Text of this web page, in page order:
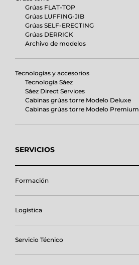
Grúas FLAT-TOP
Grúas LUFFING-JIB
Grúas SELF-ERECTING
Grúas DERRICK
Archivo de modelos
Tecnologías y accesorios
Tecnología Sáez
Sáez Direct Services
Cabinas grúas torre Modelo Deluxe
Cabinas grúas torre Modelo Premium
SERVICIOS
Formación
Logística
Servicio Técnico